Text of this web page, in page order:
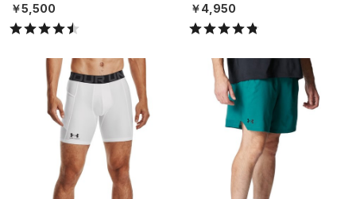
￥5,500 ￥4,950